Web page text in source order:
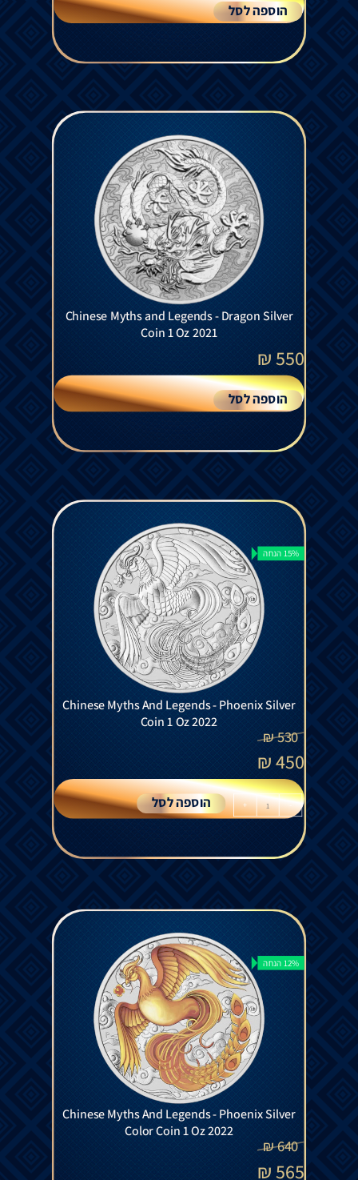
הוספה לסל
Chinese Myths and Legends - Dragon Silver
Coin 1 Oz 2021
550
₪
הוספה לסל
15% הנחה
Chinese Myths And Legends - Phoenix Silver
Coin 1 Oz 2022
530
₪
450
₪
-
+ הוספה לסל
12% הנחה
Chinese Myths And Legends - Phoenix Silver
Color Coin 1 Oz 2022
640
₪
565
₪